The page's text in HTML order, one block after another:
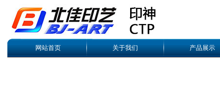
网站首页 关于我们 产品展示